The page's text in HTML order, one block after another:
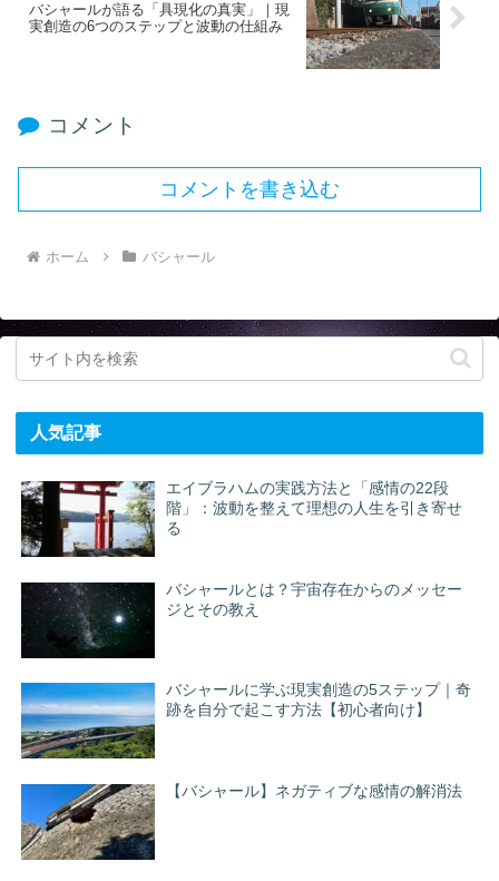
バシャールが語る「具現化の真実」｜現
実創造の6つのステップと波動の仕組み
コメント
コメントを書き込む
ホーム バシャール
人気記事
エイブラハムの実践方法と「感情の22段
階」：波動を整えて理想の人生を引き寄せ
る
バシャールとは？宇宙存在からのメッセー
ジとその教え
バシャールに学ぶ現実創造の5ステップ｜奇
跡を自分で起こす方法【初心者向け】
【バシャール】ネガティブな感情の解消法